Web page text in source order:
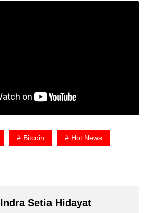
Bitcoin Hot News
Indra Setia Hidayat